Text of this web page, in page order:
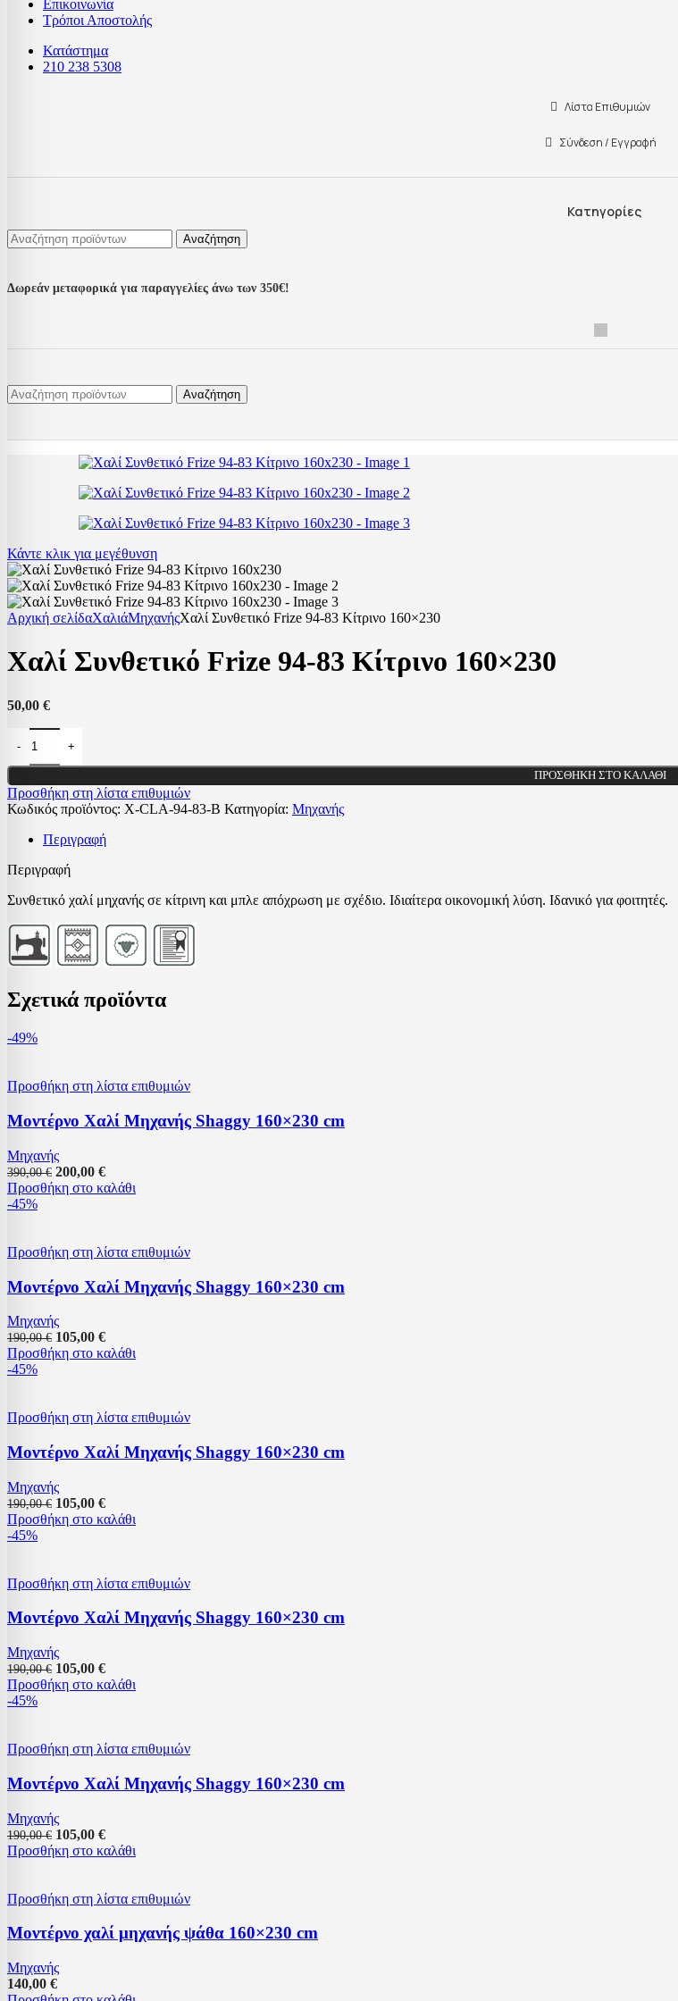
Επικοινωνία
Τρόποι Αποστολής
Κατάστημα
210 238 5308
Λίστα Επιθυμιών
Σύνδεση / Εγγραφή
Κατηγορίες
Αναζήτηση
Δωρεάν μεταφορικά για παραγγελίες άνω των 350€!
Αναζήτηση
Κάντε κλικ για μεγέθυνση
Αρχική σελίδαΧαλιάΜηχανήςΧαλί Συνθετικό Frize 94-83 Κίτρινο 160×230
Χαλί Συνθετικό Frize 94-83 Κίτρινο 160×230
50,00 €
ΠΡΟΣΘΉΚΗ ΣΤΟ ΚΑΛΆΘΙ
Προσθήκη στη λίστα επιθυμιών
Κωδικός προϊόντος: Χ-CLA-94-83-B Κατηγορία: Μηχανής
Περιγραφή
Περιγραφή
Συνθετικό χαλί μηχανής σε κίτρινη και μπλε απόχρωση με σχέδιο. Ιδιαίτερα οικονομική λύση. Ιδανικό για φοιτητές.
Σχετικά προϊόντα
-49%
Προσθήκη στη λίστα επιθυμιών
Μοντέρνο Χαλί Μηχανής Shaggy 160×230 cm
Μηχανής
390,00€ 200,00 €
Προσθήκη στο καλάθι
-45%
Προσθήκη στη λίστα επιθυμιών
Μοντέρνο Χαλί Μηχανής Shaggy 160×230 cm
Μηχανής
190,00€ 105,00 €
Προσθήκη στο καλάθι
-45%
Προσθήκη στη λίστα επιθυμιών
Μοντέρνο Χαλί Μηχανής Shaggy 160×230 cm
Μηχανής
190,00€ 105,00 €
Προσθήκη στο καλάθι
-45%
Προσθήκη στη λίστα επιθυμιών
Μοντέρνο Χαλί Μηχανής Shaggy 160×230 cm
Μηχανής
190,00€ 105,00 €
Προσθήκη στο καλάθι
-45%
Προσθήκη στη λίστα επιθυμιών
Μοντέρνο Χαλί Μηχανής Shaggy 160×230 cm
Μηχανής
190,00€ 105,00 €
Προσθήκη στο καλάθι
Προσθήκη στη λίστα επιθυμιών
Μοντέρνο χαλί μηχανής ψάθα 160×230 cm
Μηχανής
140,00 €